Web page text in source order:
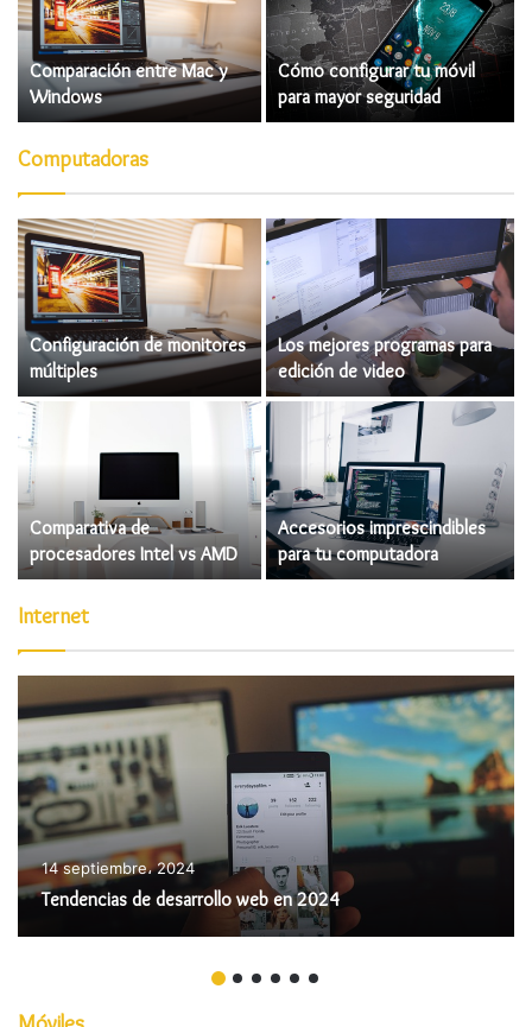
Comparación entre Mac y
Windows
Cómo configurar tu móvil
para mayor seguridad
Computadoras
Configuración de monitores
múltiples
Los mejores programas para
edición de video
Comparativa de
procesadores Intel vs AMD
Accesorios imprescindibles
para tu computadora
Internet
14 septiembre، 2024
Tendencias de desarrollo web en 2024